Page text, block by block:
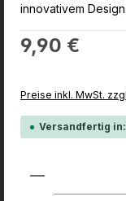
innovativem Design.
Regulärer Preis:
9,90 €
Preise inkl. MwSt.
Versandfertig in:
Produkt